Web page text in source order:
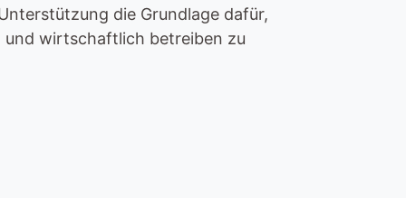
die Grundlage dafür,
und wirtschaftlich betreiben zu